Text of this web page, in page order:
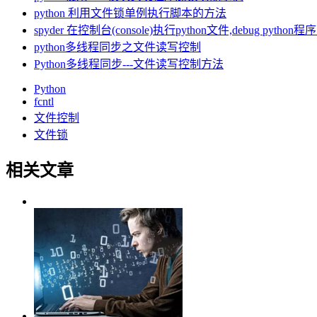
python 利用文件锁单例执行脚本的方法
spyder 在控制台(console)执行python文件,debug python程
python多线程同步之文件读写控制
Python多线程同步---文件读写控制方法
Python
fcntl
文件控制
文件锁
相关文章